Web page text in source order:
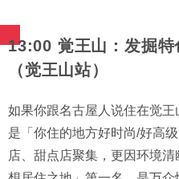
13:00 覚王山：发掘
（觉王山站）
如果你跟名古屋人说住在觉
是「你住的地方好时尚/好高
店、甜点店聚集，更因环境